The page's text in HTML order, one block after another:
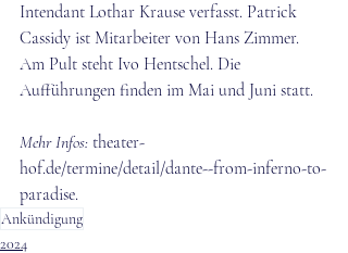
Intendant Lothar Krause verfasst. Patrick
Cassidy ist Mitarbeiter von Hans Zimmer.
Am Pult steht Ivo Hentschel. Die
Aufführungen finden im Mai und Juni statt.
Mehr Infos: theater-
hof.de/termine/detail/dante--from-inferno-to-
paradise.
Ankündigung
2024